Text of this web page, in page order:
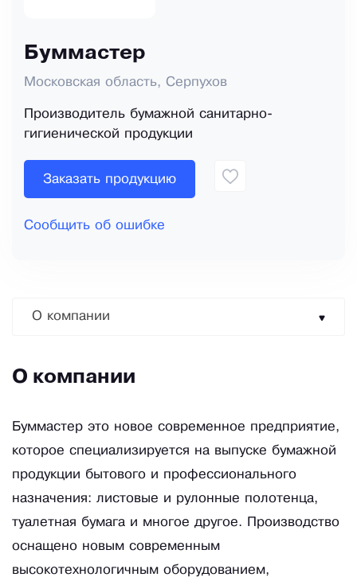
Буммастер
Московская область, Серпухов
Производитель бумажной санитарно-
гигиенической продукции
Заказать продукцию
Сообщить об ошибке
О компании
О компании
Буммастер это новое современное предприятие,
которое специализируется на выпуске бумажной
продукции бытового и профессионального
назначения: листовые и рулонные полотенца,
туалетная бумага и многое другое. Производство
оснащено новым современным
высокотехнологичным оборудованием,